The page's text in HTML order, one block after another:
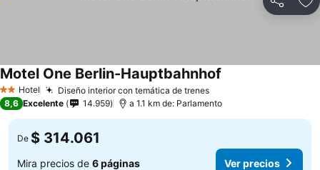
Compartir
2 Estrellas
Hotel Diseño interior con temática de trenes
Motel One Berlin-Hauptbahnhof
8,6 Excelente 14.959 a 1.1 km de: Parlamento
De $ 314.061
Mira precios de 6 páginas Ver precios